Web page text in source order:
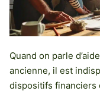
Quand on parle
ancienne, il est
dispositifs financiers